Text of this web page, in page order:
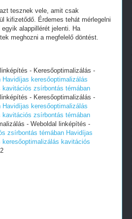
tesznek vele, amit csak
kifizetődő. Érdemes tehát mérlegelni
alappillérét jelenti. Ha
meghozni a megfelelő döntést.
- Keresőoptimalizálás -
Havidíjas keresőoptimalizálás
kavitációs zsírbontás témában
- Keresőoptimalizálás -
Havidíjas keresőoptimalizálás
kavitációs zsírbontás témában
- Weboldal linképítés -
zsírbontás témában Havidíjas
keresőoptimalizálás kavitációs